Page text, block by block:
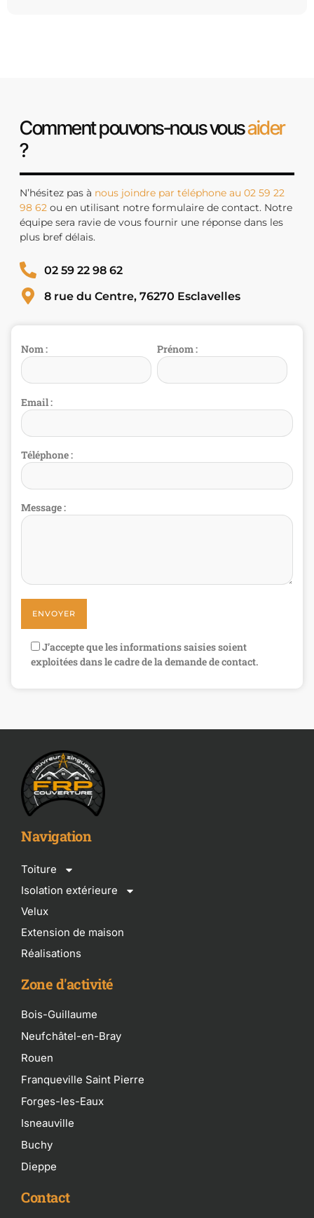
Comment pouvons-nous vousaider
?
N’hésitez pas à nous joindre par téléphone au 02 59 22
98 62 ou en utilisant notre formulaire de contact. Notre
équipe sera ravie de vous fournir une réponse dans les
plus bref délais.
02 59 22 98 62
8 rue du Centre, 76270 Esclavelles
Nom : Prénom :
Email :
Téléphone :
Message :
J’accepte que les informations saisies soient
exploitées dans le cadre de la demande de contact.
Navigation
Toiture
Isolation extérieure
Velux
Extension de maison
Réalisations
Zone d'activité
Bois-Guillaume
Neufchâtel-en-Bray
Rouen
Franqueville Saint Pierre
Forges-les-Eaux
Isneauville
Buchy
Dieppe
Contact